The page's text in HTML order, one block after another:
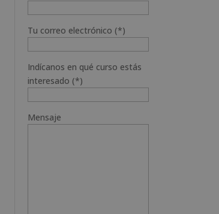
Tu correo electrónico (*)
Indícanos en qué curso estás
interesado (*)
Mensaje